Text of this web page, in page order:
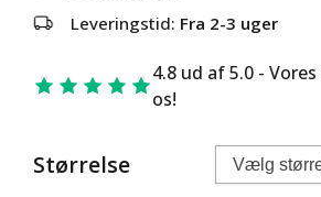
Leveringstid: Fra 2-3 uger
4.8 ud af 5.0 -
os!
Størrelse